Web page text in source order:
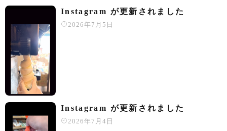
Instagram が更新されました
2026年7月5日
Instagram が更新されました
2026年7月4日